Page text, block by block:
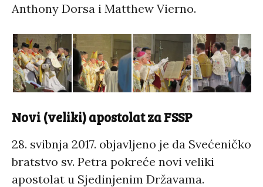
Anthony Dorsa i Matthew Vierno.
Novi (veliki) apostolat za FSSP
28. svibnja 2017. objavljeno je da Svećeničko
bratstvo sv. Petra pokreće novi veliki
apostolat u Sjedinjenim Državama.